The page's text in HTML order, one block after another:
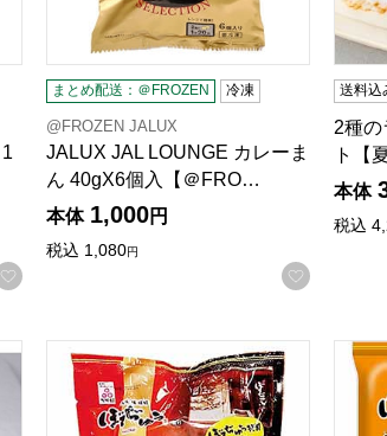
お気に入りに登録する
まとめ配送：＠FROZEN 冷凍
@FROZEN JALUX
JALUX JAL LOUNGE カレーま
ん 40gX6個入【＠FRO…
本体 1,000円
税込 1,080円
お気に入
送料込
2種の
ト【
本体
税込
中元】【CB】
セット 【夏の贈りもの・お中元】【CB】
わかば食品 ぼてぢゅう監修 お好み焼わか